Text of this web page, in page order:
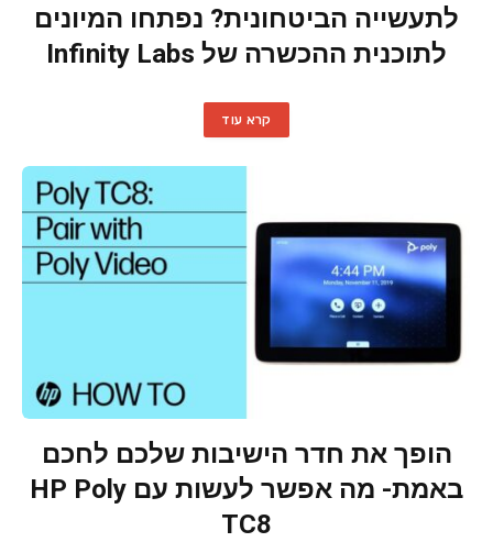
לתעשייה הביטחונית? נפתחו המיונים
לתוכנית ההכשרה של Infinity Labs
קרא עוד
הופך את חדר הישיבות שלכם לחכם
באמת- מה אפשר לעשות עם HP Poly
TC8